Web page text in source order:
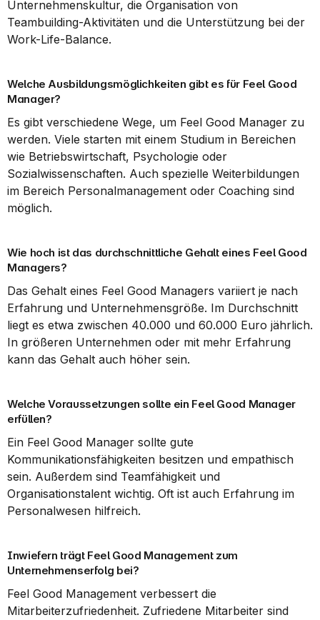
Unternehmenskultur, die Organisation von
Teambuilding-Aktivitäten und die Unterstützung bei der
Work-Life-Balance.
Welche Ausbildungsmöglichkeiten gibt es für Feel Good
Manager?
Es gibt verschiedene Wege, um Feel Good Manager zu
werden. Viele starten mit einem Studium in Bereichen
wie Betriebswirtschaft, Psychologie oder
Sozialwissenschaften. Auch spezielle Weiterbildungen
im Bereich Personalmanagement oder Coaching sind
möglich.
Wie hoch ist das durchschnittliche Gehalt eines Feel Good
Managers?
Das Gehalt eines Feel Good Managers variiert je nach
Erfahrung und Unternehmensgröße. Im Durchschnitt
liegt es etwa zwischen 40.000 und 60.000 Euro jährlich.
In größeren Unternehmen oder mit mehr Erfahrung
kann das Gehalt auch höher sein.
Welche Voraussetzungen sollte ein Feel Good Manager
erfüllen?
Ein Feel Good Manager sollte gute
Kommunikationsfähigkeiten besitzen und empathisch
sein. Außerdem sind Teamfähigkeit und
Organisationstalent wichtig. Oft ist auch Erfahrung im
Personalwesen hilfreich.
Inwiefern trägt Feel Good Management zum
Unternehmenserfolg bei?
Feel Good Management verbessert die
Mitarbeiterzufriedenheit. Zufriedene Mitarbeiter sind